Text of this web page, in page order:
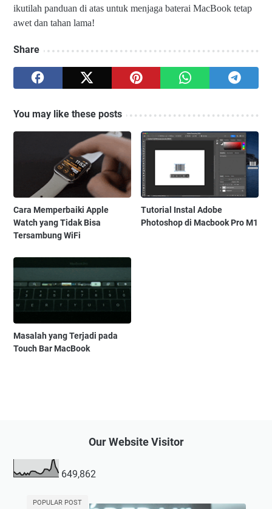
ikutilah panduan di atas untuk menjaga baterai MacBook tetap
awet dan tahan lama!
Share
You may like these posts
Cara Memperbaiki Apple
Watch yang Tidak Bisa
Tersambung WiFi
Tutorial Instal Adobe
Photoshop di Macbook Pro M1
Masalah yang Terjadi pada
Touch Bar MacBook
Our Website Visitor
649,862
POPULAR POST